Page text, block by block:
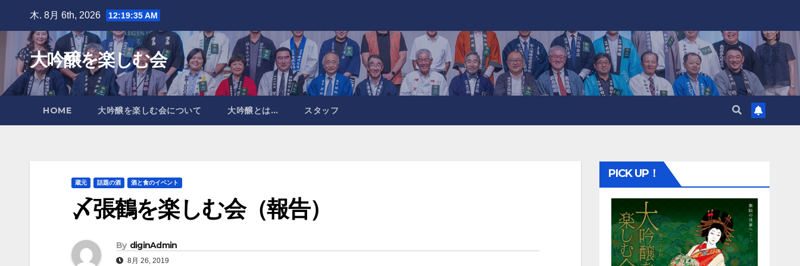
content
木. 8月 6th, 2026 12:19:37 AM
大吟醸を楽しむ会
HOME 大吟醸を楽しむ会について 大吟醸とは… スタッフ
蔵元 話題の酒 酒と食のイベント
〆張鶴を楽しむ会（報告）
By diginAdmin
8月 26, 2019
PICK UP！